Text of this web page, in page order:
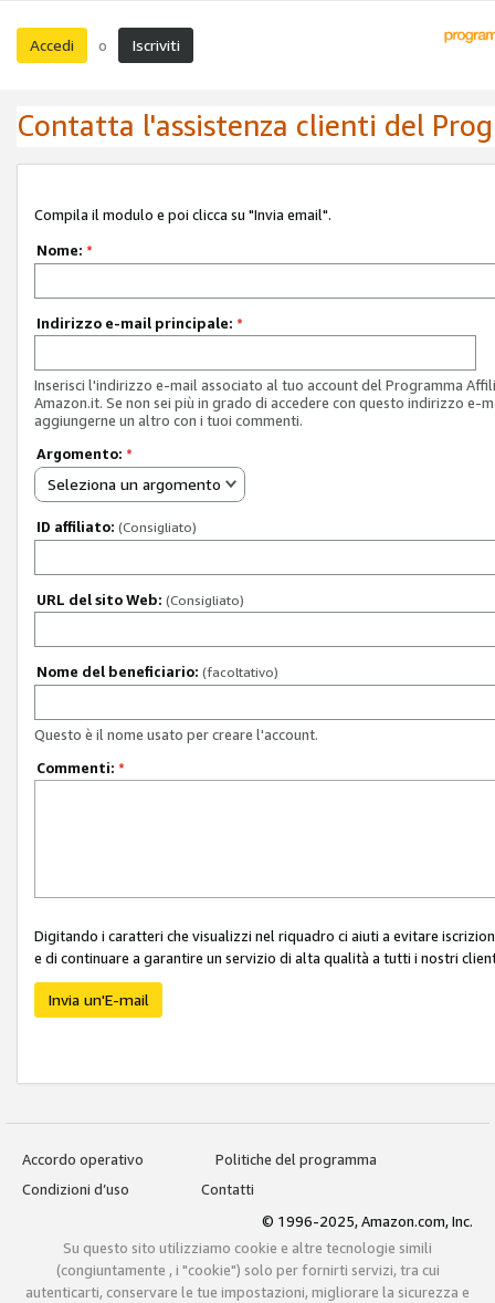
Accedi o Iscriviti
Contatta l'assistenza clienti del
Compila il modulo e poi clicca su "Invia email".
Nome: *
Indirizzo e-mail principale: *
Inserisci l'indirizzo e-mail associato al tuo account del Programma
Amazon.it. Se non sei più in grado di accedere con questo indirizzo e-
aggiungerne un altro con i tuoi commenti.
Argomento: *
Seleziona un argomento
ID affiliato: (Consigliato)
URL del sito Web: (Consigliato)
Nome del beneficiario: (facoltativo)
Questo è il nome usato per creare l'account.
Commenti: *
Digitando i caratteri che visualizzi nel riquadro ci aiuti a evitare
e di continuare a garantire un servizio di alta qualità a tutti i nostri
Invia un'E-mail
Accordo operativo
Politiche del programma
Condizioni d’uso
Contatti
© 1996-2025, Amazon.com, Inc.
Su questo sito utilizziamo cookie e altre tecnologie simili
(congiuntamente , i "cookie") solo per fornirti servizi, tra cui
autenticarti, conservare le tue impostazioni, migliorare la sicurezza e